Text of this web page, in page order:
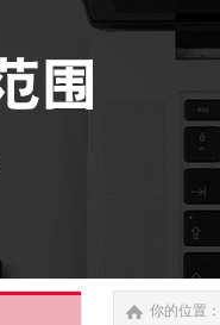
你的位置：